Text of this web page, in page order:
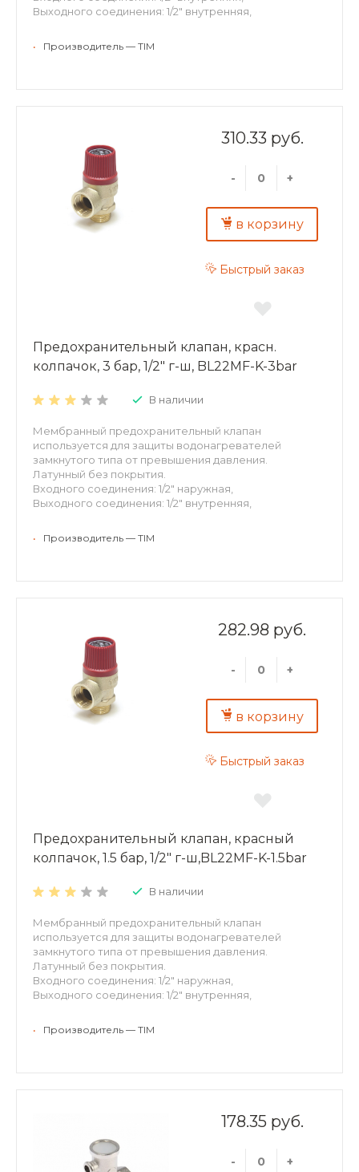
Выходного соединения: 1/2" внутренняя,
• Производитель — TIM
310.33 руб.
- +
в корзину
Быстрый заказ
Предохранительный клапан, красн.
колпачок, 3 бар, 1/2" г-ш, BL22MF-K-3bar
В наличии
Мембранный предохранительный клапан
используется для защиты водонагревателей
замкнутого типа от превышения давления.
Латунный без покрытия.
Входного соединения: 1/2" наружная,
Выходного соединения: 1/2" внутренняя,
Цвет колпачки: красный
• Производитель — TIM
282.98 руб.
- +
в корзину
Быстрый заказ
Предохранительный клапан, красный
колпачок, 1.5 бар, 1/2" г-ш,BL22MF-K-1.5bar
В наличии
Мембранный предохранительный клапан
используется для защиты водонагревателей
замкнутого типа от превышения давления.
Латунный без покрытия.
Входного соединения: 1/2" наружная,
Выходного соединения: 1/2" внутренняя,
Цвет колпачки: красный
• Производитель — TIM
178.35 руб.
- +